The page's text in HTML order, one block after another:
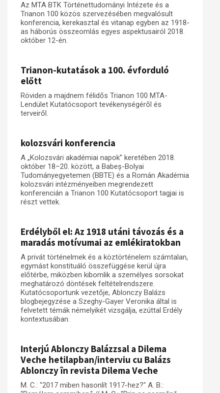
Az MTA BTK Történettudományi Intézete és a
Trianon 100 közös szervezésében megvalósult
konferencia, kerekasztal és vitanap egyben az 1918-
as háborús összeomlás egyes aspektusairól 2018.
október 12-én.
Trianon-kutatások a 100. évforduló
előtt
Röviden a majdnem félidős Trianon 100 MTA-
Lendület Kutatócsoport tevékenységéről és
terveiről.
kolozsvári konferencia
A „Kolozsvári akadémiai napok” keretében 2018.
október 18–20. között, a Babeș-Bolyai
Tudományegyetemen (BBTE) és a Román Akadémia
kolozsvári intézményeiben megrendezett
konferencián a Trianon 100 Kutatócsoport tagjai is
részt vettek.
Erdélyből el: Az 1918 utáni távozás és a
maradás motívumai az emlékiratokban
A privát történelmek és a köztörténelem számtalan,
egymást konstituáló összefüggése kerül újra
előtérbe, miközben kibomlik a személyes sorsokat
meghatározó döntések feltételrendszere.
Kutatócsoportunk vezetője, Ablonczy Balázs
blogbejegyzése a Szeghy-Gayer Veronika által is
felvetett témák némelyikét vizsgálja, ezúttal Erdély
kontextusában.
Interjú Ablonczy Balázzsal a Dilema
Veche hetilapban/interviu cu Balázs
Ablonczy în revista Dilema Veche
M. C.: "2017 miben hasonlít 1917-hez?" A. B.: